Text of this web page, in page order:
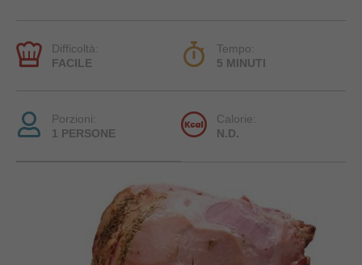
Difficoltà:
FACILE
Tempo:
5 MINUTI
Porzioni:
1 PERSONE
Calorie:
N.D.